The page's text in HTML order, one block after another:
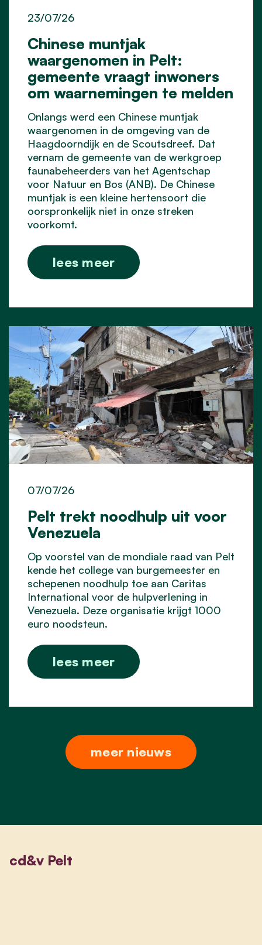
Chinese muntjak
waargenomen in Pelt:
gemeente vraagt inwoners
om waarnemingen te melden
23/07/26
Onlangs werd een Chinese muntjak
waargenomen in de omgeving van de
Haagdoorndijk en de Scoutsdreef. Dat
vernam de gemeente van de werkgroep
faunabeheerders van het Agentschap
voor Natuur en Bos (ANB). De Chinese
muntjak is een kleine hertensoort die
oorspronkelijk niet in onze streken
voorkomt.
lees meer
Pelt trekt noodhulp uit voor
Venezuela
07/07/26
Op voorstel van de mondiale raad van Pelt
kende het college van burgemeester en
schepenen noodhulp toe aan Caritas
International voor de hulpverlening in
Venezuela. Deze organisatie krijgt 1000
euro noodsteun.
lees meer
meer nieuws
cd&v Pelt